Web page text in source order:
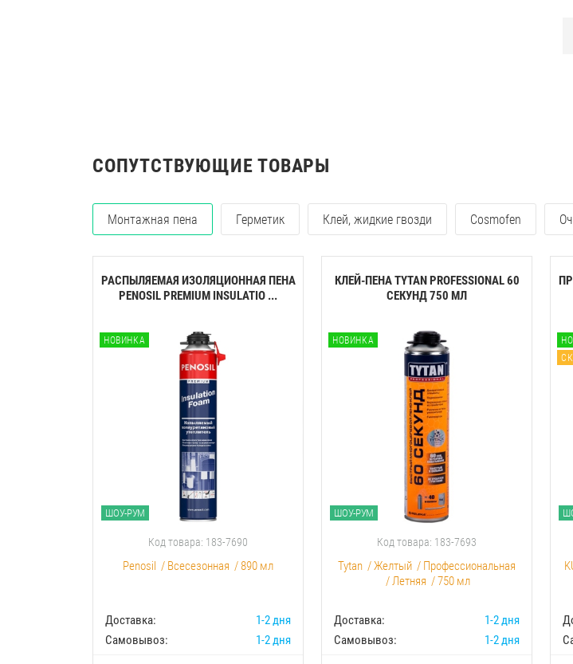
СОПУТСТВУЮЩИЕ ТОВАРЫ
Монтажная пена Герметик Клей, жидкие гвозди Cosmofen
РАСПЫЛЯЕМАЯ ИЗОЛЯЦИОННАЯ ПЕНА
PENOSIL PREMIUM INSULATIO ...
НОВИНКА
ШОУ-РУМ
Код товара: 183-7690
Penosil / Всесезонная /890 мл
Доставка:
1-2 дня
Самовывоз:
1-2 дня
КЛЕЙ-ПЕНА TYTAN PROFESSIONAL 60
CЕКУНД 750 МЛ
НОВИНКА
ШОУ-РУМ
Код товара: 183-7693
Tytan /Желтый / Профессиональная
/Летняя /750 мл
Доставка:
1-2 дня
Самовывоз:
1-2 дня